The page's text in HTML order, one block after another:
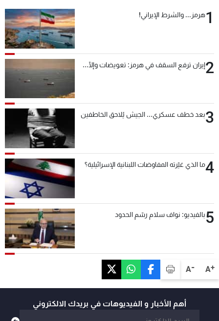
A+
A-
1هرمز... والشرط الإيراني!
2إيران ترفع السقف في هرمز: تعويضات وإلّا...
3بعد خطف عسكري... الجيش يُلاحق الخاطفين
4ما الذي غيّرته المفاوضات اللبنانية الإسرائيلية؟
5بالفيديو: نواف سلام رسّم الحدود
أهم الأخبار و الفيديوهات في بريدك الالكتروني